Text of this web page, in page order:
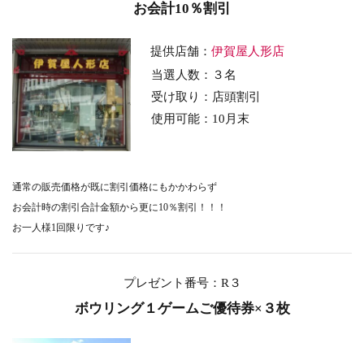
お会計10％割引
提供店舗：伊賀屋人形店
当選人数：３名
受け取り：店頭割引
使用可能：10月末
通常の販売価格が既に割引価格にもかかわらず
お会計時の割引合計金額から更に10％割引！！！
お一人様1回限りです♪
プレゼント番号：R３
ボウリング１ゲームご優待券×３枚